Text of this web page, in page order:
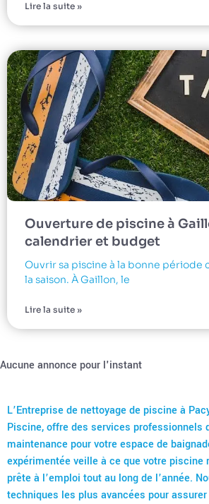
Lire la suite »
Ouverture de piscine à
calendrier et budget
Ouvrir sa piscine à la bonne période
la saison. À Gaillon, le
Lire la suite »
Aucune annonce pour l'instant
L’Entreprise de nettoyage de piscine à
Piscine, offre des services professionnels
maintenance pour votre espace de
expérimentée veille à ce que votre piscine
prête à l’emploi tout au long de l’année.
techniques les plus avancées pour